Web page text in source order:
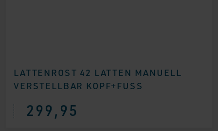
LATTENROST 42 LATTEN MANUELL
VERSTELLBAR KOPF+FUSS
299,95